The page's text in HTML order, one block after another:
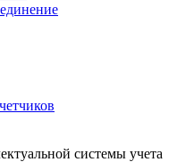
системы учета